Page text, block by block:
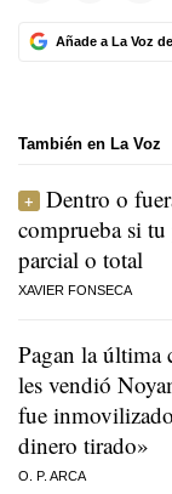
Añade a La Voz
También en La Voz
Dentro o
comprueba si
parcial o total
XAVIER FONSECA
Pagan la última
les vendió
fue
dinero tirado»
O. P. ARCA